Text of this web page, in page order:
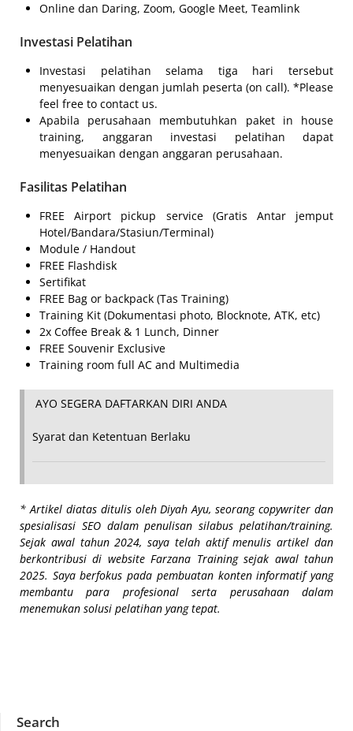
Online dan Daring, Zoom, Google Meet, Teamlink
Investasi Pelatihan
Investasi pelatihan selama tiga hari tersebut
menyesuaikan dengan jumlah peserta (on call). *Please
feel free to contact us.
Apabila perusahaan membutuhkan paket in house
training, anggaran investasi pelatihan dapat
menyesuaikan dengan anggaran perusahaan.
Fasilitas Pelatihan
FREE Airport pickup service (Gratis Antar jemput
Hotel/Bandara/Stasiun/Terminal)
Module / Handout
FREE Flashdisk
Sertifikat
FREE Bag or backpack (Tas Training)
Training Kit (Dokumentasi photo, Blocknote, ATK, etc)
2x Coffee Break & 1 Lunch, Dinner
FREE Souvenir Exclusive
Training room full AC and Multimedia
AYO SEGERA DAFTARKAN DIRI ANDA
Syarat dan Ketentuan Berlaku
*Artikel diatas ditulis oleh Diyah Ayu, seorang copywriter dan
spesialisasi SEO dalam penulisan silabus pelatihan/training.
Sejak awal tahun 2024, saya telah aktif menulis artikel dan
berkontribusi di website Farzana Training sejak awal tahun
2025. Saya berfokus pada pembuatan konten informatif yang
membantu para profesional serta perusahaan dalam
menemukan solusi pelatihan yang tepat.
Search